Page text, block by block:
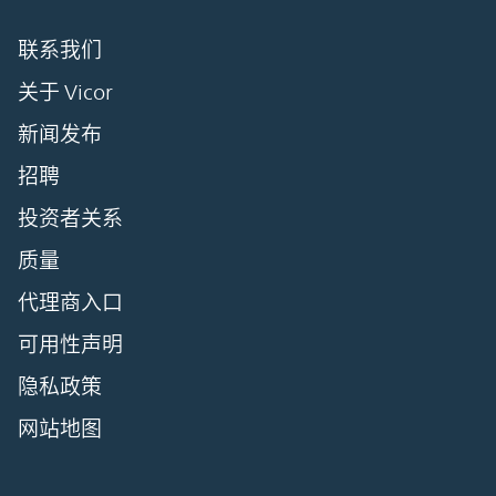
联系我们
关于 Vicor
新闻发布
招聘
投资者关系
质量
代理商入口
可用性声明
隐私政策
网站地图